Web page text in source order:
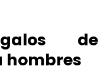
de
hombres